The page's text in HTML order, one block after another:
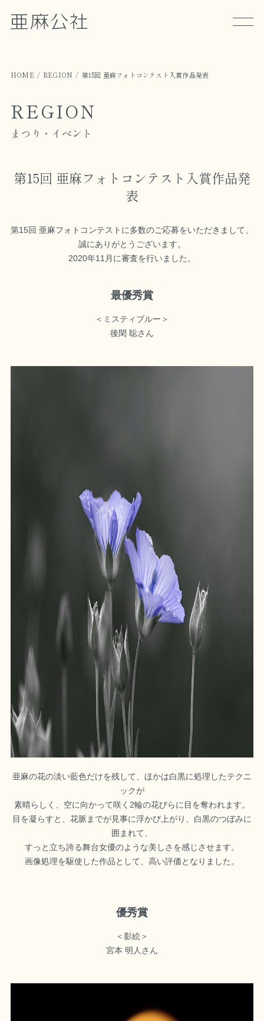
HOME REGION 第15回 亜麻フォトコンテスト入賞作品発表
REGION
まつり・イベント
第15回 亜麻フォトコンテスト入賞作品発
表
第15回 亜麻フォトコンテストに多数のご応募をいただきまして、
誠にありがとうございます。
2020年11月に審査を行いました。
最優秀賞
＜ミスティブルー＞
後閑 聡さん
亜麻の花の淡い藍色だけを残して、ほかは白黒に処理したテクニ
ックが
素晴らしく、空に向かって咲く2輪の花びらに目を奪われます。
目を凝らすと、花脈までが見事に浮かび上がり、白黒のつぼみに
囲まれて、
すっと立ち誇る舞台女優のような美しさを感じさせます。
画像処理を駆使した作品として、高い評価となりました。
優秀賞
＜影絵＞
宮本 明人さん